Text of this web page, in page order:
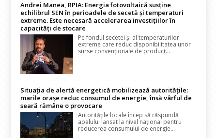
Andrei Manea, RPIA: Energia fotovoltaică susține
echilibrul SEN în perioadele de secetă și temperaturi
extreme. Este necesară accelerarea investițiilor în
capacități de stocare
Pe fondul secetei și al temperaturilor
extreme care reduc disponibilitatea unor
surse convenționale de producț...
Situația de alertă energetică mobilizează autoritățile:
marile orașe reduc consumul de energie, însă vârful de
seară rămâne o provocare
Autoritățile locale încep să răspundă
apelului lansat la nivel național pentru
reducerea consumului de energie...